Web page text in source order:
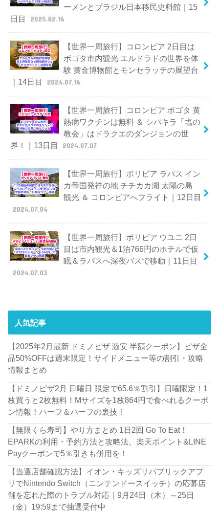
ーメンとブラジル日本移民史料館｜15
日目
2025.02.16
【世界一周旅行】コロンビア 2日目は
ボゴタ市内観光 エルドラドの世界を体
験 黄金博物館とモンセラッテの展望台
｜14日目
2024.07.16
【世界一周旅行】コロンビア ボゴタ 黄
熱病ワクチンは無料 ＆ シパキラ「塩の
教会」はドラクエのダンジョンの世
界！｜13日目
2024.07.07
【世界一周旅行】ボリビア ラパス イン
カ帝国発祥の地 チチカカ湖 太陽の島
観光 ＆ コロンビアへフライト｜12日目
2024.07.04
【世界一周旅行】ボリビア ウユニ 2日
目は市内観光＆1泊766円のホテルで仮
眠＆ラパスへ深夜バスで移動｜11日目
2024.07.03
人気記事
【2025年2月最新 ドミノピザ 激安 半額クーポン】ピザ全
品50%OFFは週末限定！サイドメニュー等の割引・攻略
情報まとめ
【ドミノピザ2月 日曜日 限定で65.6％割引】日曜限定！1
枚買うと2枚無料！Mサイズを1枚864円で食べれるクーポ
ン情報！ハーフ＆ハーフの裏技！
【無限くら寿司】やり方まとめ 1日2回 Go To Eat！
EPARKの利用・予約方法と攻略法。楽天ポイント&LINE
Payクーポンで5％引きも併用を！
【当選店舗確認方法】イオン・キッズリパブリックアプ
リでNintendo Switch（ニンテンドースイッチ）の応募店
舗を忘れた際のトラブル対応｜9月24日（木）～25日
（金）19:59まで抽選受付中